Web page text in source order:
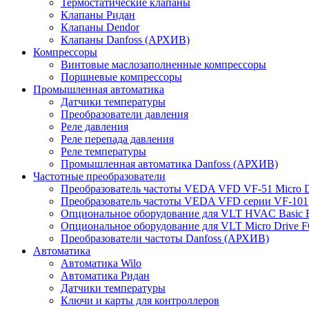
Термостатические клапаны
Клапаны Ридан
Клапаны Dendor
Клапаны Danfoss (АРХИВ)
Компрессоры
Винтовые маслозаполненные компрессоры
Поршневые компрессоры
Промышленная автоматика
Датчики температуры
Преобразователи давления
Реле давления
Реле перепада давления
Реле температуры
Промышленная автоматика Danfoss (АРХИВ)
Частотные преобразователи
Преобразователь частоты VEDA VFD VF-51 Micro
Преобразователь частоты VEDA VFD серии VF-101
Опциональное оборудование для VLT HVAC Basic
Опциональное оборудование для VLT Micro Drive
Преобразователи частоты Danfoss (АРХИВ)
Автоматика
Автоматика Wilo
Автоматика Ридан
Датчики температуры
Ключи и карты для контроллеров